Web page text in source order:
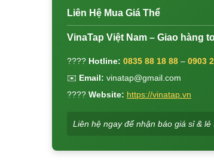
Liên Hệ Mua Giá Thể
VinaTap Việt Nam – Giao hàng
???? Hotline: 0835 88 18 88 – 0903
✉️ Email: vinatap@gmail.com
???? Website: https://vinatap.vn
Liên hệ ngay để nhận báo giá sỉ &